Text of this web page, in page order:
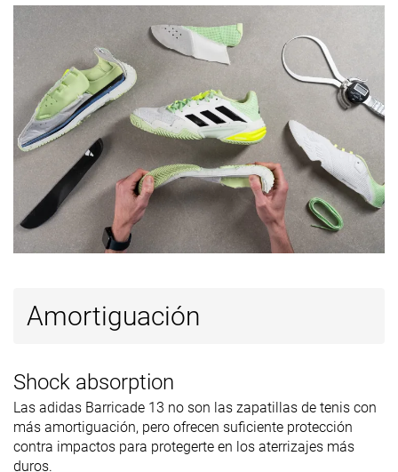
suela en la
zona del talón
Antepié 17.1 mm 17.0 mm
Grosor de la
plantilla
Gruesa Estándar Gruesa
extraíble
✓ ✓ ✓
Tirador del
Talón extendido Ninguno Talón
delantera
suela
Muy fina
Clasificación #6 Top 12% #34 12% inferior #16 Top 42%
Amortiguación
Shock absorption
Las adidas Barricade 13 no son las zapatillas de tenis con
más amortiguación, pero ofrecen suficiente protección
contra impactos para protegerte en los aterrizajes más
duros.